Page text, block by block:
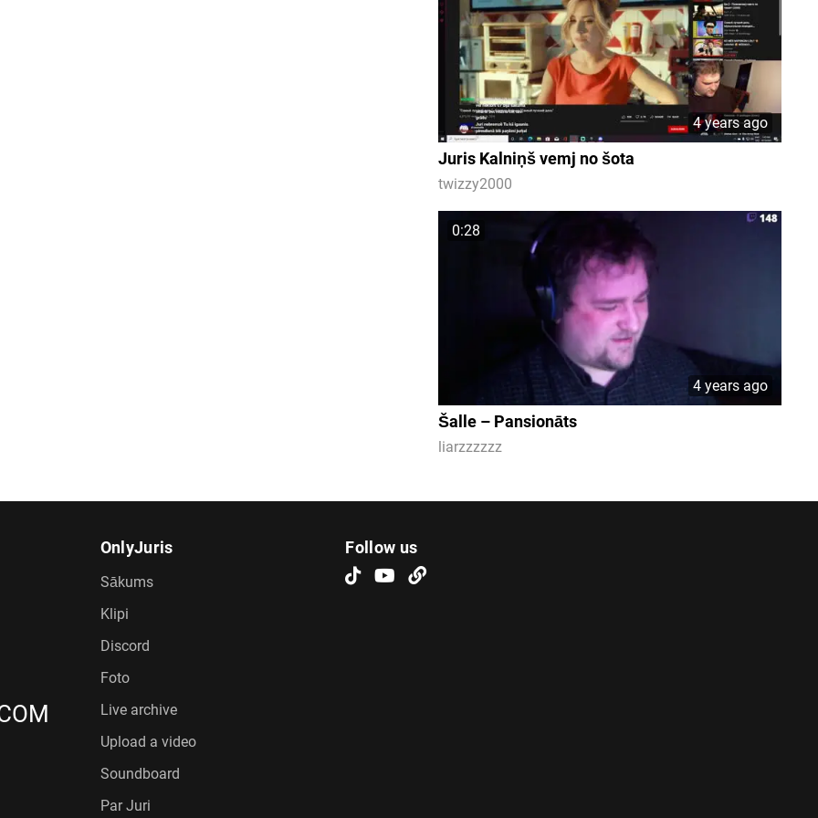
4 years ago
Juris Kalniņš vemj no šota
twizzy2000
0:28
4 years ago
Šalle – Pansionāts
liarzzzzzz
OnlyJuris
Sākums
Klipi
Discord
Foto
Live archive
Upload a video
Soundboard
Par Juri
Follow us